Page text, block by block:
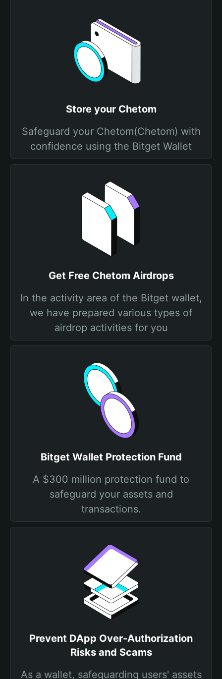
Store your Chetom
Safeguard your Chetom(Chetom) with
confidence using the Bitget Wallet
Get Free Chetom Airdrops
In the activity area of the Bitget wallet,
we have prepared various types of
airdrop activities for you
Bitget Wallet Protection Fund
A $300 million protection fund to
safeguard your assets and
transactions.
Prevent DApp Over-Authorization
Risks and Scams
As a wallet, safeguarding users' assets